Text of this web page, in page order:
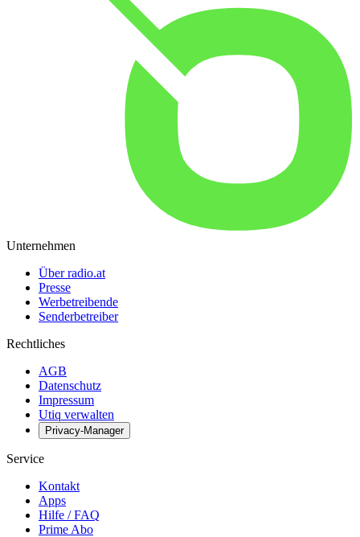
Unternehmen
Über radio.at
Presse
Werbetreibende
Senderbetreiber
Rechtliches
AGB
Datenschutz
Impressum
Utiq verwalten
Privacy-Manager
Service
Kontakt
Apps
Hilfe / FAQ
Prime Abo